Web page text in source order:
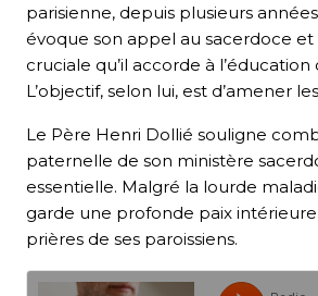
parisienne, depuis plusieurs
évoque son appel au sacerdoce et
cruciale qu’il accorde à l’éducation
L’objectif, selon lui, est d’amener
Le Père Henri Dollié souligne
paternelle de son ministère
essentielle. Malgré la lourde
garde une profonde paix
prières de ses paroissiens.